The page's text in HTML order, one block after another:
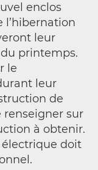
enclos
l’hibernation
leur
printemps.
le
leur
de
renseigner sur
à obtenir.
électrique doit